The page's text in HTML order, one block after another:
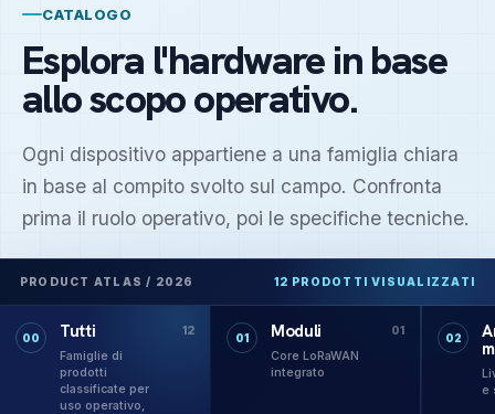
CATALOGO
Esplora l'hardware in base
allo scopo operativo.
Ogni dispositivo appartiene a una famiglia chiara
in base al compito svolto sul campo. Confronta
prima il ruolo operativo, poi le specifiche tecniche.
PRODUCT ATLAS / 2026 12 PRODOTTI VISUALIZZATI
00 Tutti
Famiglie di
prodotti
classificate per
uso operativo,
12
01 Moduli
Core LoRaWAN
integrato
01
02
e